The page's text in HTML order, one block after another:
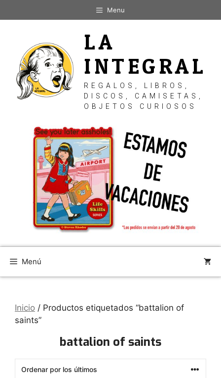
al
Menu
LA
INTEGRAL
REGALOS, LIBROS,
DISCOS, CAMISETAS,
OBJETOS CURIOSOS
Menú
Inicio / Productos etiquetados “battalion of
saints”
battalion of saints